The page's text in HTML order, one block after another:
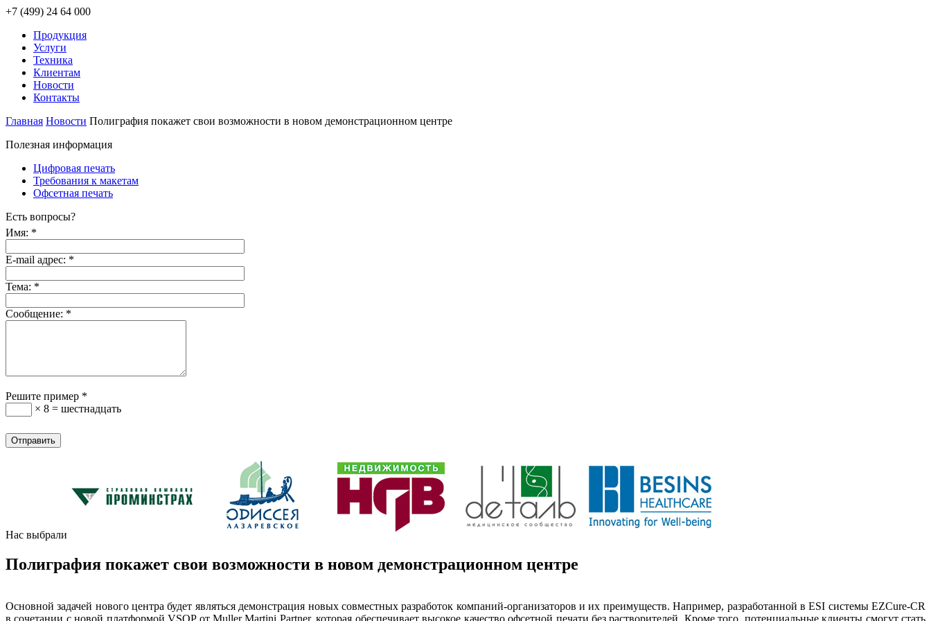
+7 (499) 24 64 000
Продукция
Услуги
Техника
Клиентам
Новости
Контакты
Главная Новости Полиграфия покажет свои возможности в новом демонстрационном центре
Полезная информация
Цифровая печать
Требования к макетам
Офсетная печать
Есть вопросы?
Имя: *
E-mail адрес: *
Тема: *
Сообщение: *
Решите пример *
× 8 = шестнадцать
Нас выбрали
Полиграфия покажет свои возможности в новом демонстрационном центре
Основной задачей нового центра будет являться демонстрация новых совместных разработок компаний-организаторов и их преимуществ. Например, разработанной в ESI системы EZCure-CR
в сочетании с новой платформой VSOP от Muller Martini Partner, которая обеспечивает высокое качество офсетной печати без растворителей. Кроме того, потенциальные клиенты смогут стать